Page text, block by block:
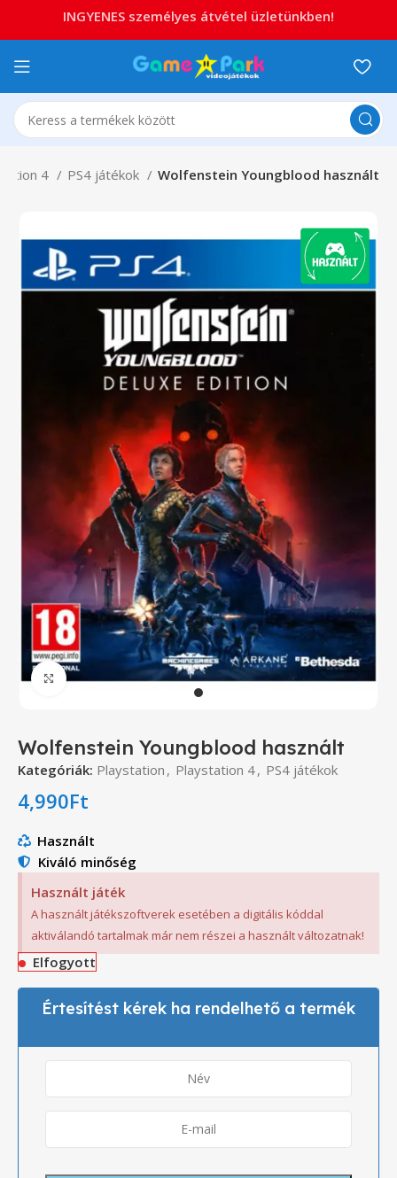
4 PS4 játékok Wolfenstein Youngblood használt
Click to enlarge
Wolfenstein Youngblood használt
Kategóriák: Playstation , Playstation 4, PS4 játékok
4,990Ft
Használt
Kiváló minőség
Használt játék
A használt játékszoftverek esetében a digitális kóddal
aktiválandó tartalmak már nem részei a használt változatnak!
Elfogyott
Értesítést kérek ha rendelhető a termék
INGYENES személyes átvétel üzletünkben!